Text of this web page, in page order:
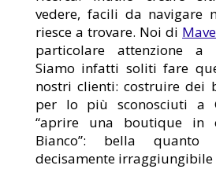
vedere, facili da navigare
riesce a trovare. Noi di
particolare attenzione a
Siamo infatti soliti fare
nostri clienti: costruire dei
per lo più sconosciuti a
“aprire una boutique in
Bianco”: bella
decisamente irraggiungibile